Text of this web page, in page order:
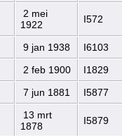
2 mei
1922
I572
9 jan 1938
I6103
2 feb 1900
I1829
7 jun 1881 I5877
13 mrt
1878
I5879